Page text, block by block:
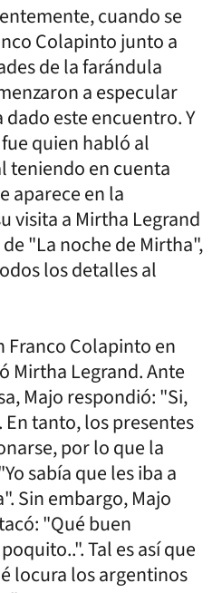
cuando se
Colapinto junto a
de la farándula
a especular
este encuentro. Y
quien habló al
teniendo en cuenta
aparece en la
visita a Mirtha Legrand
"La noche de Mirtha",
los detalles al
Franco Colapinto en
Mirtha Legrand. Ante
Majo respondió: "Si,
tanto, los presentes
por lo que la
sabía que les iba a
Sin embargo, Majo
"Qué buen
Tal es así que
locura los argentinos